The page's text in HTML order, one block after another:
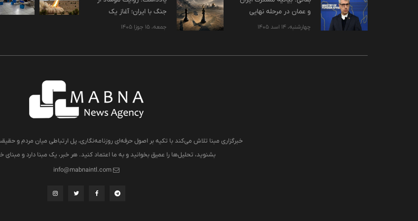
و عمان در مرحله نهایی
است / تا پایان محاصره
چهارشنبه، 14 اسد 1405
جنگ با ایران؛ آغاز یک
بازآرایی بزرگ هویتی در
جمعه، 15 جوزا 1405
خبرگزاری مبنا تلاش می‌کند با تکیه بر اصول حرفه‌ای روزنامه‌نگاری، پل ارتباطی میان مردم و
بشنوید، تحلیل‌ها را عمیق بخوانید و به ما اعتماد کنید. هر خبر، یک مبنا دارد و
info@mabnaintl.com